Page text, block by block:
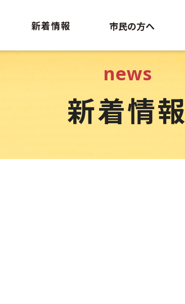
新着情報 市民の方へ
news
新着情報